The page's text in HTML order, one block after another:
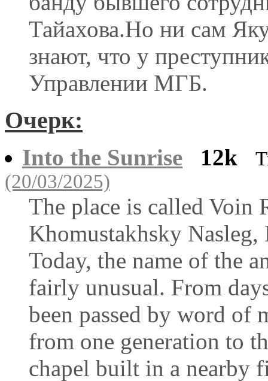
Тайахова.Но ни сам
знают, что у
Управлении МГБ.
Очерк:
Into the Sunrise 12k
(20/03/2025)
The place is called Voin
Khomustakhsky
Today, the name of the
fairly unusual. From
been passed by word of
from one generation to
chapel built in a nearby